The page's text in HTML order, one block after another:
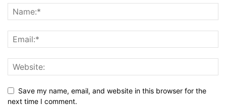
Save my name, email, and website in this browser for the
next time I comment.